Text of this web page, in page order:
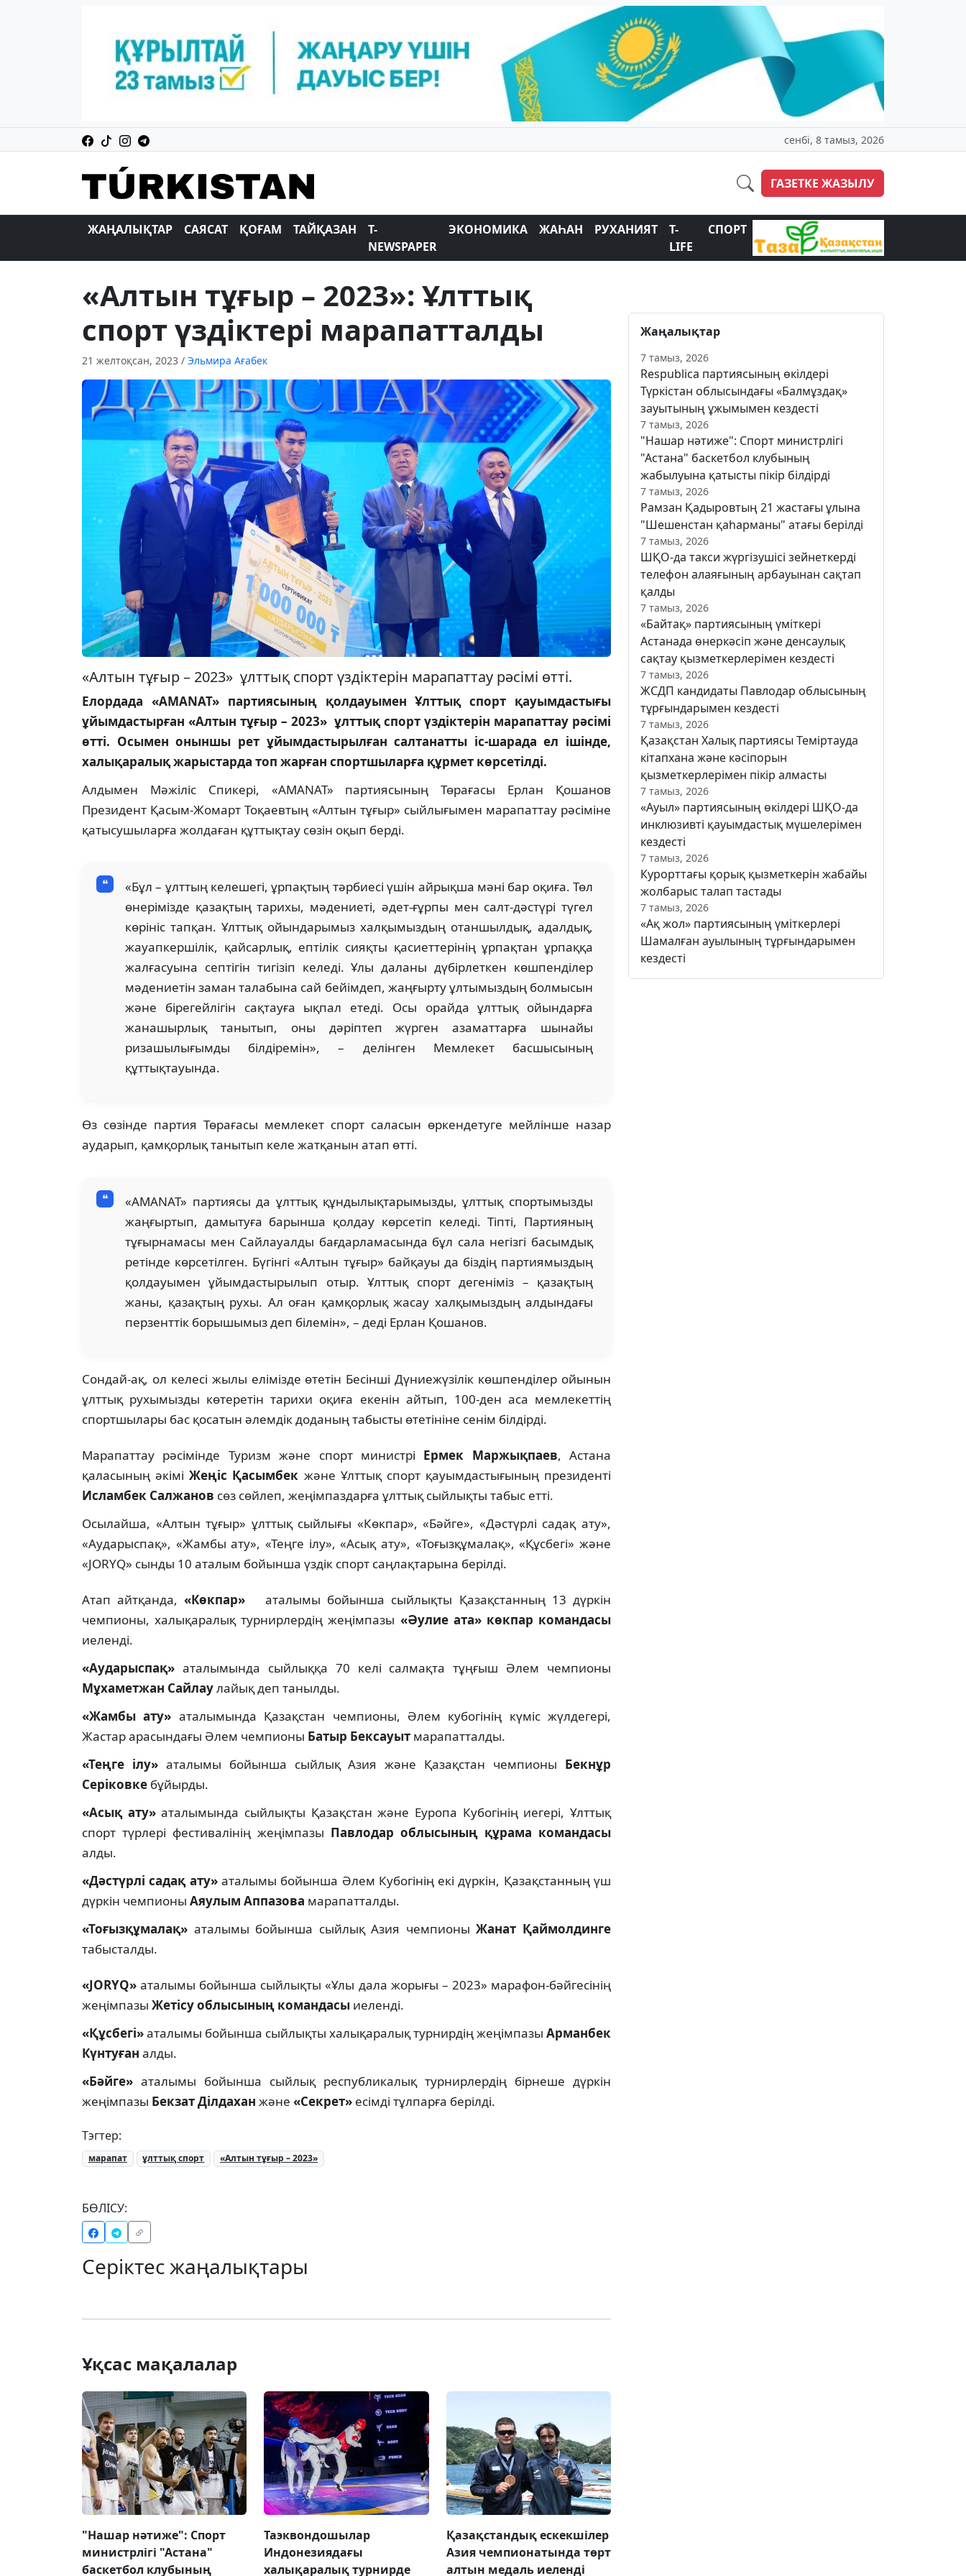
сенбі, 8 тамыз, 2026
ГАЗЕТКЕ ЖАЗЫЛУ
ЖАҢАЛЫҚТАР САЯСАТ ҚОҒАМ ТАЙҚАЗАН
T-
NEWSPAPER
ЭКОНОМИКА ЖАҺАН РУХАНИЯТ
T-
LIFE
СПОРТ
«Алтын тұғыр – 2023»: Ұлттық
спорт үздіктері марапатталды
21 желтоқсан, 2023 / Эльмира Ағабек
«Алтын тұғыр – 2023» ұлттық спорт үздіктерін марапаттау рәсімі өтті.
Елордада «AMANAT» партиясының қолдауымен Ұлттық спорт қауымдастығы
ұйымдастырған «Алтын тұғыр – 2023» ұлттық спорт үздіктерін марапаттау рәсімі
өтті. Осымен оныншы рет ұйымдастырылған салтанатты іс-шарада ел ішінде,
халықаралық жарыстарда топ жарған спортшыларға құрмет көрсетілді.
Алдымен Мәжіліс Спикері, «AMANAT» партиясының Төрағасы Ерлан Қошанов
Президент Қасым-Жомарт Тоқаевтың «Алтын тұғыр» сыйлығымен марапаттау рәсіміне
қатысушыларға жолдаған құттықтау сөзін оқып берді.
«Бұл – ұлттың келешегі, ұрпақтың тәрбиесі үшін айрықша мәні бар оқиға. Төл
өнерімізде қазақтың тарихы, мәдениеті, әдет-ғұрпы мен салт-дәстүрі түгел
көрініс тапқан. Ұлттық ойындарымыз халқымыздың отаншылдық, адалдық,
жауапкершілік, қайсарлық, ептілік сияқты қасиеттерінің ұрпақтан ұрпаққа
жалғасуына септігін тигізіп келеді. Ұлы даланы дүбірлеткен көшпенділер
мәдениетін заман талабына сай бейімдеп, жаңғырту ұлтымыздың болмысын
және бірегейлігін сақтауға ықпал етеді. Осы орайда ұлттық ойындарға
жанашырлық танытып, оны дәріптеп жүрген азаматтарға шынайы
ризашылығымды білдіремін», – делінген Мемлекет басшысының
құттықтауында.
Өз сөзінде партия Төрағасы мемлекет спорт саласын өркендетуге мейлінше назар
аударып, қамқорлық танытып келе жатқанын атап өтті.
«AMANAT» партиясы да ұлттық құндылықтарымызды, ұлттық спортымызды
жаңғыртып, дамытуға барынша қолдау көрсетіп келеді. Тіпті, Партияның
тұғырнамасы мен Сайлауалды бағдарламасында бұл сала негізгі басымдық
ретінде көрсетілген. Бүгінгі «Алтын тұғыр» байқауы да біздің партиямыздың
қолдауымен ұйымдастырылып отыр. Ұлттық спорт дегеніміз – қазақтың
жаны, қазақтың рухы. Ал оған қамқорлық жасау халқымыздың алдындағы
перзенттік борышымыз деп білемін», – деді Ерлан Қошанов.
Сондай-ақ, ол келесі жылы елімізде өтетін Бесінші Дүниежүзілік көшпенділер ойынын
ұлттық рухымызды көтеретін тарихи оқиға екенін айтып, 100-ден аса мемлекеттің
спортшылары бас қосатын әлемдік доданың табысты өтетініне сенім білдірді.
Марапаттау рәсімінде Туризм және спорт министрі Ермек Маржықпаев, Астана
қаласының әкіміЖеңіс Қасымбек және Ұлттық спорт қауымдастығының президенті
Исламбек Салжанов сөз сөйлеп, жеңімпаздарға ұлттық сыйлықты табыс етті.
Осылайша, «Алтын тұғыр» ұлттық сыйлығы «Көкпар», «Бәйге», «Дәстүрлі садақ ату»,
«Аударыспақ», «Жамбы ату», «Теңге ілу», «Асық ату», «Тоғызқұмалақ», «Құсбегі» және
«JORYQ» сынды 10 аталым бойынша үздік спорт саңлақтарына берілді.
Атап айтқанда,«Көкпар» аталымы бойынша сыйлықты Қазақстанның 13 дүркін
чемпионы, халықаралық турнирлердің жеңімпазы «Әулие ата» көкпар командасы
иеленді.
«Аударыспақ» аталымында сыйлыққа 70 келі салмақта тұңғыш Әлем чемпионы
Мұхаметжан Сайлаулайық деп танылды.
«Жамбы ату» аталымында Қазақстан чемпионы, Әлем кубогінің күміс жүлдегері,
Жастар арасындағы Әлем чемпионы Батыр Бексауыт марапатталды.
«Теңге ілу»аталымы бойынша сыйлық Азия және Қазақстан чемпионы Бекнұр
Серіковке бұйырды.
«Асық ату»аталымында сыйлықты Қазақстан және Еуропа Кубогінің иегері, Ұлттық
спорт түрлері фестивалінің жеңімпазы Павлодар облысының құрама командасы
алды.
«Дәстүрлі садақ ату» аталымы бойынша Әлем Кубогінің екі дүркін, Қазақстанның үш
дүркін чемпионы Аяулым Аппазова марапатталды.
«Тоғызқұмалақ» аталымы бойынша сыйлық Азия чемпионыЖанат Қаймолдинге
табысталды.
«JORYQ» аталымы бойынша сыйлықты «Ұлы дала жорығы – 2023» марафон-бәйгесінің
жеңімпазы Жетісу облысының командасы иеленді.
«Құсбегі»аталымы бойынша сыйлықты халықаралық турнирдің жеңімпазы Арманбек
Күнтуған алды.
«Бәйге» аталымы бойынша сыйлық республикалық турнирлердің бірнеше дүркін
жеңімпазы Бекзат Ділдахан және «Секрет» есімді тұлпарға берілді.
Тэгтер:
марапат ұлттық спорт «Алтын тұғыр – 2023»
БӨЛІСУ:
Серіктес жаңалықтары
Ұқсас мақалалар
"Нашар нәтиже": Спорт
министрлігі "Астана"
баскетбол клубының
Таэквондошылар
Индонезиядағы
халықаралық турнирде
Қазақстандық ескекшілер
Азия чемпионатында төрт
алтын медаль иеленді
Жаңалықтар
7 тамыз, 2026
Respublica партиясының өкілдері
Түркістан облысындағы «Балмұздақ»
зауытының ұжымымен кездесті
7 тамыз, 2026
"Нашар нәтиже": Спорт министрлігі
"Астана" баскетбол клубының
жабылуына қатысты пікір білдірді
7 тамыз, 2026
Рамзан Қадыровтың 21 жастағы ұлына
"Шешенстан қаһарманы" атағы берілді
7 тамыз, 2026
ШҚО-да такси жүргізушісі зейнеткерді
телефон алаяғының арбауынан сақтап
қалды
7 тамыз, 2026
«Байтақ» партиясының үміткері
Астанада өнеркәсіп және денсаулық
сақтау қызметкерлерімен кездесті
7 тамыз, 2026
ЖСДП кандидаты Павлодар облысының
тұрғындарымен кездесті
7 тамыз, 2026
Қазақстан Халық партиясы Теміртауда
кітапхана және кәсіпорын
қызметкерлерімен пікір алмасты
7 тамыз, 2026
«Ауыл» партиясының өкілдері ШҚО-да
инклюзивті қауымдастық мүшелерімен
кездесті
7 тамыз, 2026
Курорттағы қорық қызметкерін жабайы
жолбарыс талап тастады
7 тамыз, 2026
«Ақ жол» партиясының үміткерлері
Шамалған ауылының тұрғындарымен
кездесті